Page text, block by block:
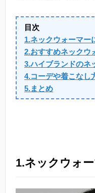
目次
1.ネックウォーマー
2.おすすめネックウ
3.ハイブランドのネ
4.コーデや着こなし
5.まとめ
1.ネックウォ